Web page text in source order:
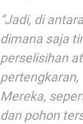
“Jadi, di
dimana saja
perselisihan
pertengkaran,
Mereka,
dan pohon